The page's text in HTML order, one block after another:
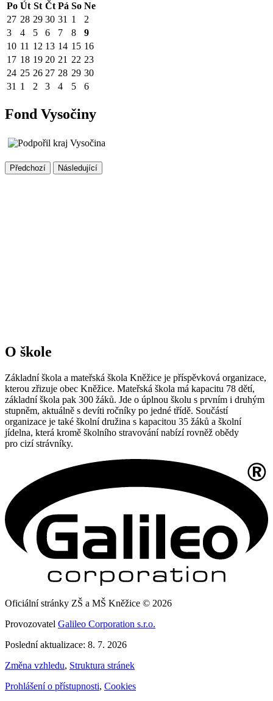
Po Út St Čt Pá So Ne
27 28 29 30 31 1
2
3
4 5 6 7 8
9
10 11 12 13 14 15 16
17 18 19 20 21 22 23
24 25 26 27 28 29 30
31 1 2 3 4 5 6
Fond Vysočiny
Předchozí Následující
O škole
Základní škola a mateřská škola Kněžice je příspěvková organizace,
kterou zřizuje obec Kněžice. Mateřská škola má kapacitu 78 dětí,
základní škola pak 300 žáků. Jde o úplnou školu s prvním i druhým
stupněm, aktuálně s devíti ročníky po jedné třídě. Součástí
organizace je také školní družina s kapacitou 35 žáků a školní
jídelna, která kromě školního stravování nabízí rovněž obědy
pro cizí strávníky.
Oficiální stránky ZŠ a MŠ Kněžice © 2026
Provozovatel Galileo Corporation s.r.o.
Poslední aktualizace: 8. 7. 2026
Změna vzhledu, Struktura stránek
Prohlášení o přístupnosti, Cookies